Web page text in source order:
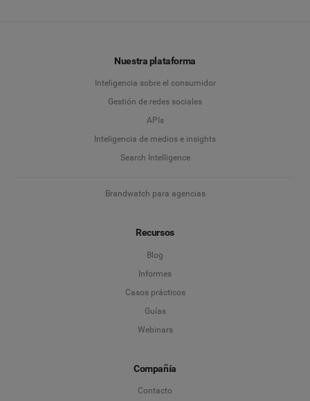
Nuestra plataforma
Inteligencia sobre el consumidor
Gestión de redes sociales
APIs
Inteligencia de medios e insights
Search Intelligence
Brandwatch para agencias
Recursos
Blog
Informes
Casos prácticos
Guías
Webinars
Compañía
Contacto